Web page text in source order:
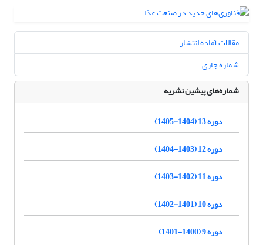
مقالات آماده انتشار
شماره جاری
شماره‌های پیشین نشریه
دوره 13 (1404-1405)
دوره 12 (1403-1404)
دوره 11 (1402-1403)
دوره 10 (1401-1402)
دوره 9 (1400-1401)